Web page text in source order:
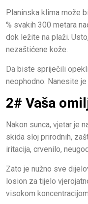
Planinska klima može
% svakih 300 metara
dok ležite na plaži.
nezaštićene kože.
Da biste spriječili
neophodno. Nanesite
2# Vaša
Nakon sunca, vjetar je
skida sloj prirodnih,
iritacija, crvenilo,
Zato je nužno sve
losion za tijelo
visokom